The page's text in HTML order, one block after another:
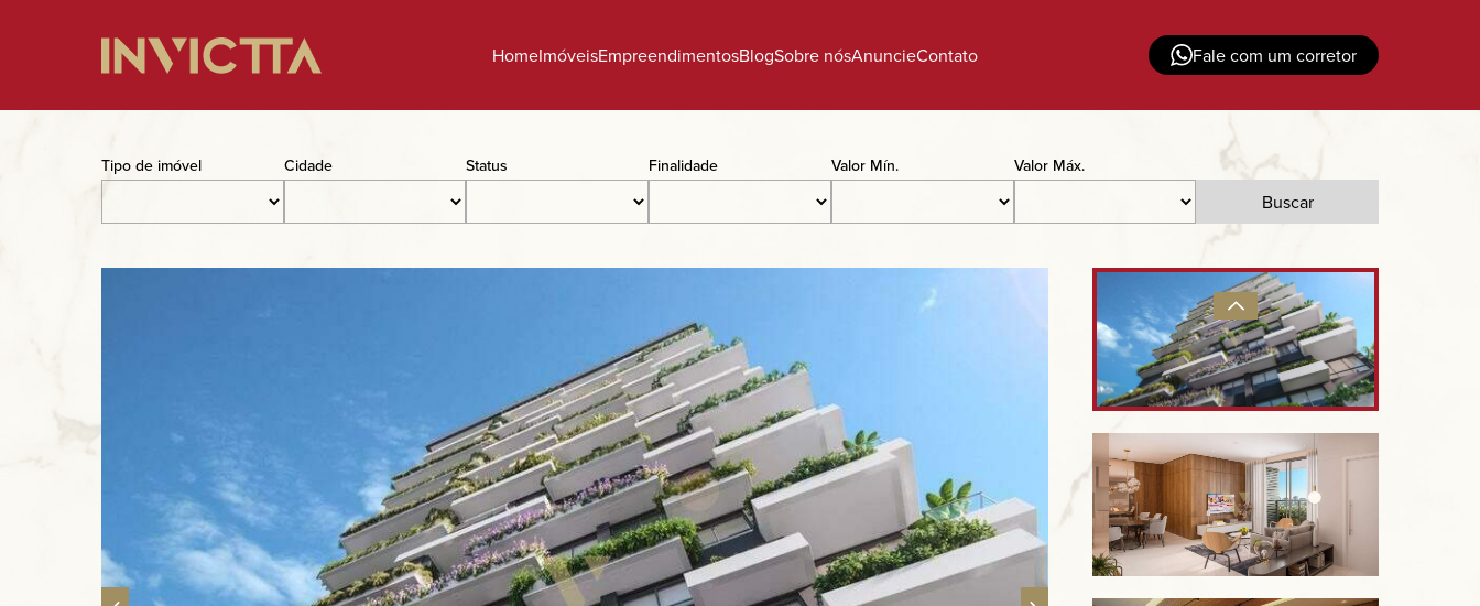
HomeImóveisEmpreendimentosBlogSobre nósAnuncieContato Fale com um corretor
Imóveis à venda
Contato
Tipo de imóvel Cidade Status Finalidade Valor Mín. Valor Máx.
Buscar